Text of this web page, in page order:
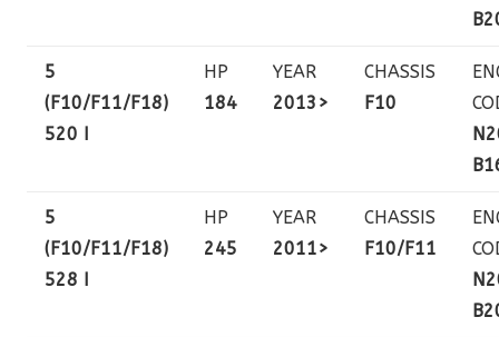
5
(F10/F11/F18)
520 I
HP
184
YEAR
2013>
CHASSIS
F10
5
(F10/F11/F18)
528 I
HP
245
YEAR
2011>
CHASSIS
F10/F11